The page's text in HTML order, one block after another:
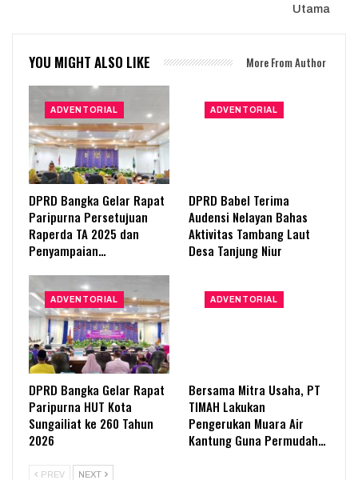
Utama
YOU MIGHT ALSO LIKE More From Author
ADVENTORIAL
DPRD Bangka Gelar Rapat
Paripurna Persetujuan
Raperda TA 2025 dan
Penyampaian…
ADVENTORIAL
DPRD Babel Terima
Audensi Nelayan Bahas
Aktivitas Tambang Laut
Desa Tanjung Niur
ADVENTORIAL
DPRD Bangka Gelar Rapat
Paripurna HUT Kota
Sungailiat ke 260 Tahun
2026
ADVENTORIAL
Bersama Mitra Usaha, PT
TIMAH Lakukan
Pengerukan Muara Air
Kantung Guna Permudah…
PREV NEXT